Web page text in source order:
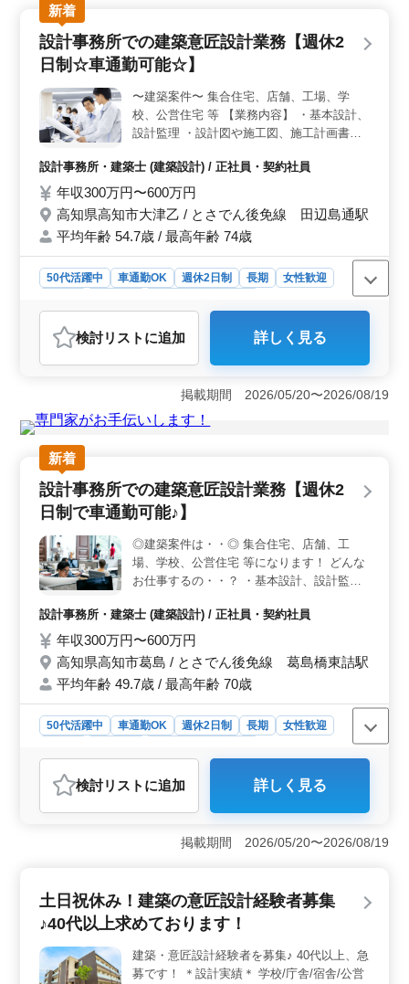
富な方々が活躍できる環境です。 ＜働きやすさのポ
イント＞ 車通勤が可能で、無料駐車場を完備していま
す。交通費や作業着、資格手当の支給があり、快適な労
働環境が整っています。女性の方も歓迎され、1級建築士
の方は条件面で優遇されます。 ＜応募要件＞ 2級建
築士以上の資格をお持ちで、建築設計業務の経験が6年以
上ある方を募集しています。CAD経験者であれば種類は
問いません。経験を活かして新しい環境で活躍したい
方々のご応募をお待ちしています。
新着
設計事務所での建築意匠設計業務【週休2
日制☆車通勤可能☆】
〜建築案件〜 集合住宅、店舗、工場、学
校、公営住宅 等 【業務内容】 ・基本設計、
設計監理 ・設計図や施工図、施工計画書の
わせ、現場調査業務 ・CAD操作 【備考】 ・
作業着支給 ・交通費支給 ・資格手当支給 ・
車通勤可能 ・週休2日制 ◯1級建築士の方・
女性の方も歓迎 ◯年齢よりも経験のある方
募集しております ◯お気軽にお問い合わせ
ください♪
設計事務所・建築士 (建築設計) / 正社員・契約社員
年収300万円〜600万円
高知県高知市大津乙 / とさでん後免線 田辺島通駅
平均年齢 54.7歳 / 最高年齢 74歳
50代活躍中 車通勤OK 週休2日制 長期
女性歓迎
おすすめポイント
＜仕事内容の魅力＞ 高知市大津乙での建築意匠設計業
務は、週休2日制で車通勤可能な環境です。集合住宅や店
舗、工場、学校、公営住宅など多彩な案件に携わり、基
本設計から設計監理、現場調査まで幅広い業務を経験で
きます。 ＜働きやすさのポイント＞ 週休2日制でメ
着や交通費、資格手当の支給があり、福利厚生も充実し
ています。1級建築士の方や女性の方も歓迎され、経験を
活かして活躍できる環境です。 ＜応募要件＞ 2級建
築士以上の資格をお持ちで、建築設計業務の経験が6年以
上ある方を募集しています。CAD経験者であれば種類は
問いません。経験豊富な方々のご応募をお待ちしていま
す。
検討リスト に追加 詳しく見る
掲載期間 2026/05/20〜2026/08/19
新着
設計事務所での建築意匠設計業務【週休2
日制で車通勤可能♪】
◎建築案件は・・◎ 集合住宅、店舗、工
場、学校、公営住宅 等になります！ どんな
お仕事するの・・？ ・基本設計、設計監理
・工事全般の確認作業 等 ・打ち合わせ、現
場調査業務 ・CAD操作 このようなお仕事を
して頂きます☆ ポイントは・・？ ・作業着
支給 ・交通費支給 ・資格手当支給 ・週休2
日制 ・車通勤可能 車通勤可能なので通いや
すい環境になってます♪ 1級建築士の方条件
面優遇致します！女性の方も歓迎致します☆
年齢よりも経験のある方募集しています＼＾
＾／♪ お気軽にお問い合わせください♪
設計事務所・建築士 (建築設計) / 正社員・契約社員
年収300万円〜600万円
高知県高知市葛島 / とさでん後免線 葛島橋東詰駅
平均年齢 49.7歳 / 最高年齢 70歳
50代活躍中 車通勤OK 週休2日制 長期
女性歓迎
おすすめポイント
＜仕事内容の魅力＞ 高知市葛島での建築意匠設計業務
は、週休2日制で車通勤可能な環境です。集合住宅や店
本設計から設計監理、現場調査まで幅広い業務を経験で
着や交通費、資格手当の支給があり、福利厚生も充実し
ています。1級建築士の方や女性の方も歓迎され、経験を
活かして活躍できる環境です。 ＜応募要件＞ 2級建
築士以上の資格をお持ちで、建築設計業務の経験が6年以
上ある方を募集しています。CAD経験者であれば種類は
検討リスト に追加 詳しく見る
掲載期間 2026/05/20〜2026/08/19
土日祝休み！建築の意匠設計経験者募集
♪40代以上求めております！
建築・意匠設計経験者を募集♪ 40代以上、急
募です！ ＊設計実績＊ 学校/庁舎/宿舎/公営